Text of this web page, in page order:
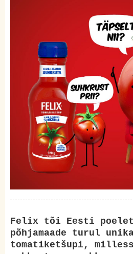
Felix tõi Eesti
põhjamaade turul
tomatiketšupi,